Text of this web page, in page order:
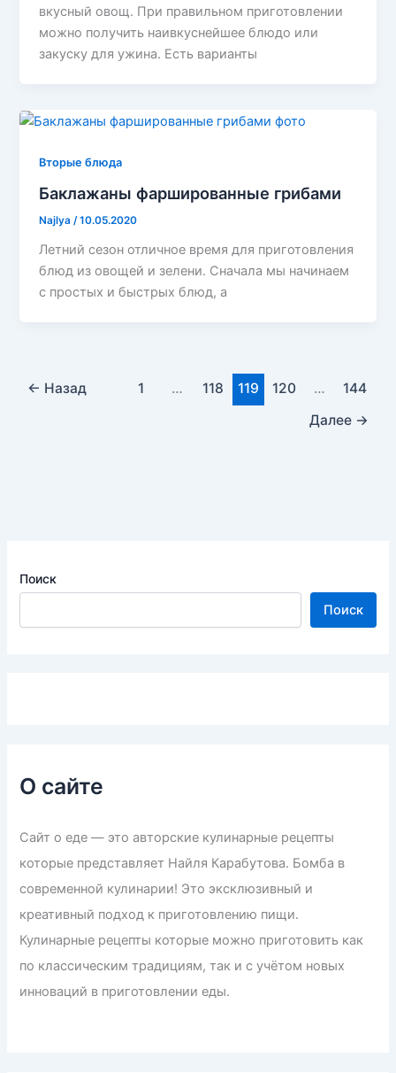
вкусный овощ. При правильном приготовлении
можно получить наивкуснейшее блюдо или
закуску для ужина. Есть варианты
Вторые блюда
Баклажаны фаршированные грибами
Najlya/10.05.2020
Летний сезон отличное время для приготовления
блюд из овощей и зелени. Сначала мы начинаем
с простых и быстрых блюд, а
← Назад 1 … 118 119 120 …
144
Далее →
Поиск
Поиск
О сайте
Сайт о еде — это авторские кулинарные рецепты
которые представляет Найля Карабутова. Бомба в
современной кулинарии! Это эксклюзивный и
креативный подход к приготовлению пищи.
Кулинарные рецепты которые можно приготовить как
по классическим традициям, так и с учётом новых
инноваций в приготовлении еды.